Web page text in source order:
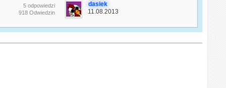
5 odpowiedzi
918 Odwiedzin
dasiek
11.08.2013